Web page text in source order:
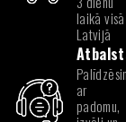
laikā visā
Latvijā
ar
padomu,